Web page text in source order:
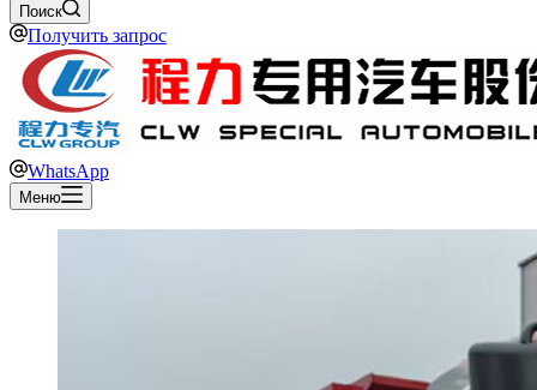
Поиск
Получить запрос
WhatsApp
Меню